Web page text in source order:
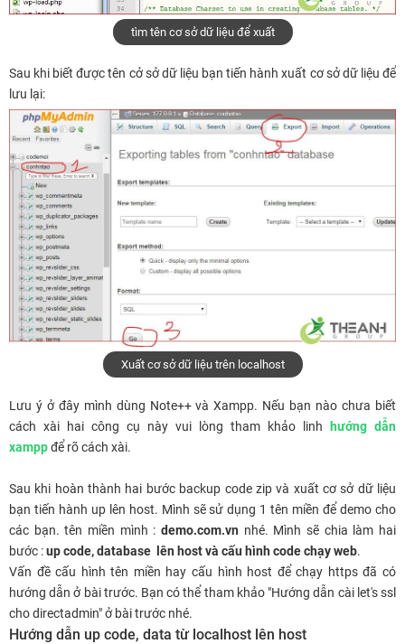
tìm tên cơ sở dữ liệu để xuất
Sau khi biết được tên cở sở dữ liệu bạn tiến hành xuất cơ sở dữ liệu để
lưu lại:
Xuất cơ sở dữ liệu trên localhost
Lưu ý ở đây mình dùng Note++ và Xampp. Nếu bạn nào chưa biết
cách xài hai công cụ này vui lòng tham khảo linh
hướng dẫn
xamppđể rõ cách xài.
Sau khi hoàn thành hai bước backup code zip và xuất cơ sở dữ liệu
bạn tiến hành up lên host. Mình sẽ sử dụng 1 tên miền để demo cho
các bạn. tên miền mình : demo.com.vn nhé. Mình sẽ chia làm hai
bước :up code, database lên host và cấu hình code chạy web.
Vấn đề cấu hình tên miền hay cấu hình host để chạy https đã có
hướng dẫn ở bài trước. Bạn có thể tham khảo "Hướng dẫn cài let's ssl
cho directadmin" ở bài trước nhé.
Hướng dẫn up code, data từ localhost lên host